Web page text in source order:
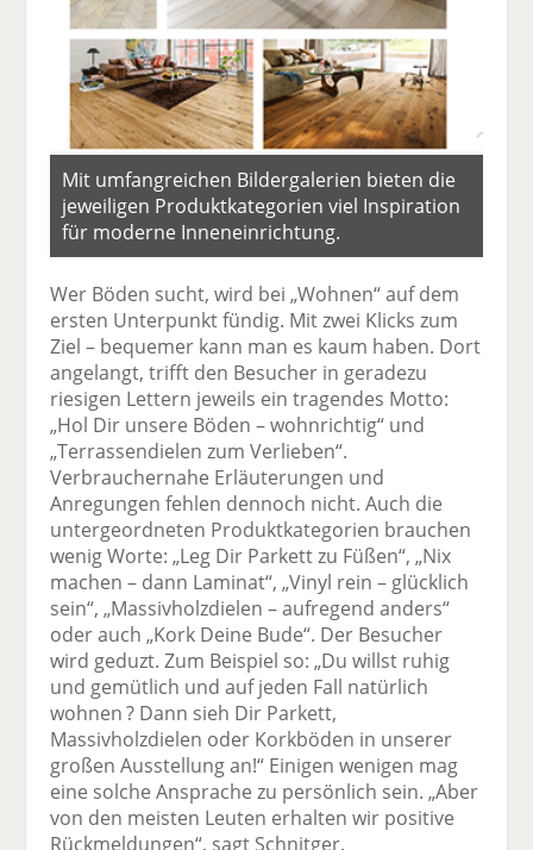
Mit umfangreichen Bildergalerien bieten die
jeweiligen Produktkategorien viel Inspiration
für moderne Inneneinrichtung.
Wer Böden sucht, wird bei „Wohnen“ auf dem
ersten Unterpunkt fündig. Mit zwei Klicks zum
Ziel – bequemer kann man es kaum haben. Dort
angelangt, trifft den Besucher in geradezu
riesigen Lettern jeweils ein tragendes Motto:
„Hol Dir unsere Böden – wohnrichtig“ und
„Terrassendielen zum Verlieben“.
Verbrauchernahe Erläuterungen und
Anregungen fehlen dennoch nicht. Auch die
untergeordneten Produktkategorien brauchen
wenig Worte: „Leg Dir Parkett zu Füßen“, „Nix
machen – dann Laminat“, „Vinyl rein – glücklich
sein“, „Massivholzdielen – aufregend anders“
oder auch „Kork Deine Bude“. Der Besucher
wird geduzt. Zum Beispiel so: „Du willst ruhig
und gemütlich und auf jeden Fall natürlich
wohnen ? Dann sieh Dir Parkett,
Massivholzdielen oder Korkböden in unserer
großen Ausstellung an!“ Einigen wenigen mag
eine solche Ansprache zu persönlich sein. „Aber
von den meisten Leuten erhalten wir positive
Rückmeldungen“, sagt Schnitger.